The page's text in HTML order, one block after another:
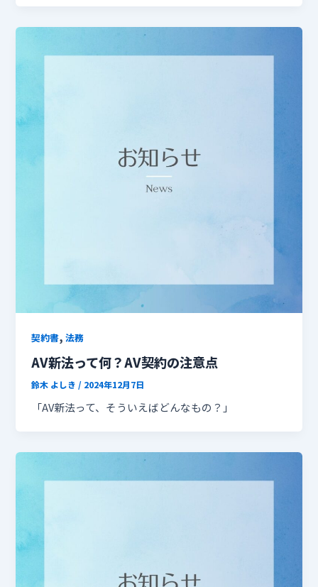
契約書,法務
AV新法って何？AV契約の注意点
鈴木 よしき / 2024年12月7日
「AV新法って、そういえばどんなもの？」